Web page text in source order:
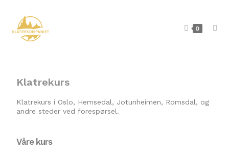
0
Klatrekurs
Klatrekurs i Oslo, Hemsedal, Jotunheimen, Romsdal, og
andre steder ved forespørsel.
Våre kurs